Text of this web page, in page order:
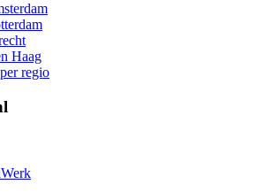
Haag
regio